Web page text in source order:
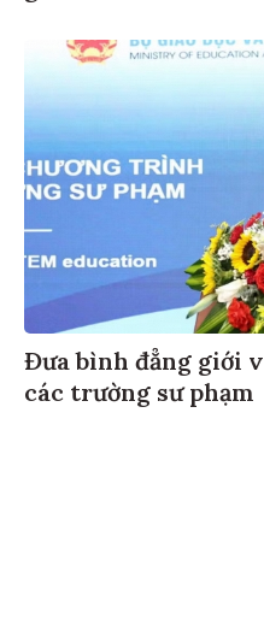
Đưa bình đẳng giới
các trường sư phạm